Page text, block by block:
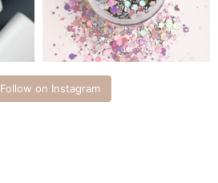
Follow on Instagram